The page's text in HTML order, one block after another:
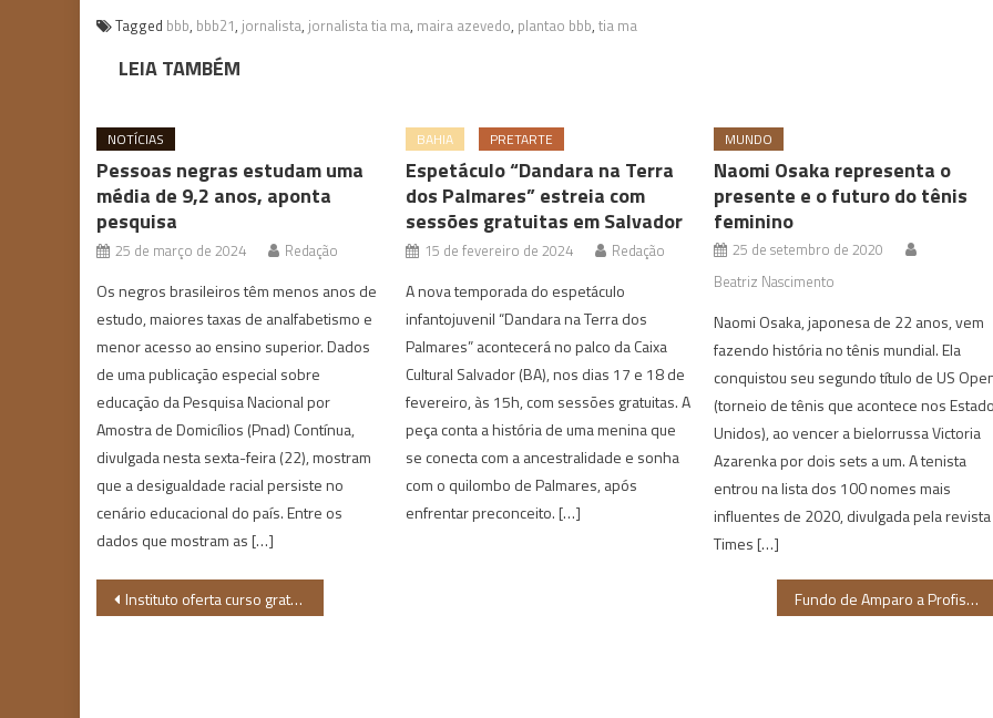
Tagged bbb, bbb21, jornalista, jornalista tia ma, maira azevedo, plantao bbb, tia ma
LEIA TAMBÉM
NOTÍCIAS
Pessoas negras estudam uma
média de 9,2 anos, aponta
pesquisa
25 de março de 2024 Redação
Os negros brasileiros têm menos anos de
estudo, maiores taxas de analfabetismo e
menor acesso ao ensino superior. Dados
de uma publicação especial sobre
educação da Pesquisa Nacional por
Amostra de Domicílios (Pnad) Contínua,
divulgada nesta sexta-feira (22), mostram
que a desigualdade racial persiste no
cenário educacional do país. Entre os
dados que mostram as […]
BAHIA PRETARTE
Espetáculo “Dandara na Terra
dos Palmares” estreia com
sessões gratuitas em Salvador
15 de fevereiro de 2024 Redação
A nova temporada do espetáculo
infantojuvenil “Dandara na Terra dos
Palmares” acontecerá no palco da Caixa
Cultural Salvador (BA), nos dias 17 e 18 de
fevereiro, às 15h, com sessões gratuitas. A
peça conta a história de uma menina que
se conecta com a ancestralidade e sonha
com o quilombo de Palmares, após
enfrentar preconceito. […]
MUNDO
Naomi Osaka representa o
presente e o futuro do tênis
feminino
25 de setembro de 2020
Beatriz Nascimento
Naomi Osaka, japonesa de 22 anos, vem
fazendo história no tênis mundial. Ela
conquistou seu segundo título de US
(torneio de tênis que acontece nos
Unidos), ao vencer a bielorrussa Victoria
Azarenka por dois sets a um. A tenista
entrou na lista dos 100 nomes mais
influentes de 2020, divulgada pela revista
Times […]
Navegação
Instituto oferta curso gratuito na área de Comunicação antirracista Fundo de Amparo a Profissionais do Audiovisual Negro recebe inscrições até esta sexta